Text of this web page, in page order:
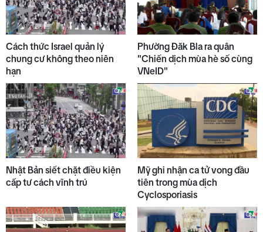
Cách thức Israel quản lý
chung cư không theo niên
hạn
Phường Đăk Bla ra quân
"Chiến dịch mùa hè số cùng
VNeID"
Nhật Bản siết chặt điều kiện
cấp tư cách vĩnh trú
Mỹ ghi nhận ca tử vong đầu
tiên trong mùa dịch
Cyclosporiasis